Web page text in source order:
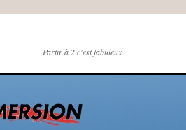
Partir à 2 c'est fabuleux